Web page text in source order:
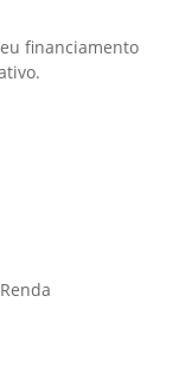
financiamento